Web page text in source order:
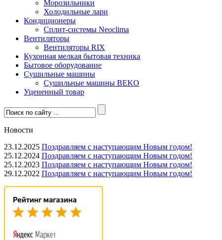
Морозильники
Холодильные лари
Кондиционеры
Сплит-системы Neoclima
Вентиляторы
Вентиляторы RIX
Кухонная мелкая бытовая техника
Бытовое оборудование
Сушильные машины
Сушильные машины BEKO
Уцененный товар
Новости
23.12.2025 Поздравляем с наступающим Новым годом!
25.12.2024 Поздравляем с наступающим Новым годом!
25.12.2023 Поздравляем с наступающим Новым годом!
29.12.2022 Поздравляем с наступающим Новым годом!